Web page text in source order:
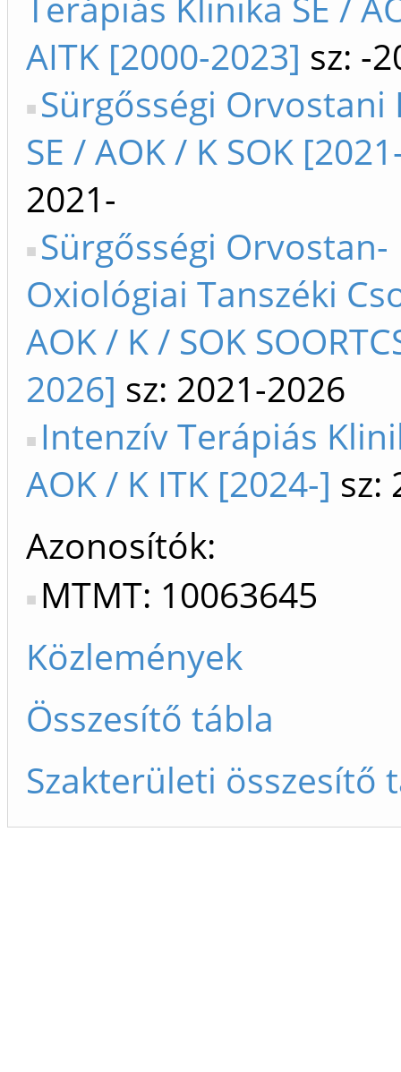
AITK [2000-2023] sz: -
Sürgősségi Orvostani
SE / AOK / K SOK
2021-
Sürgősségi Orvostan-
Oxiológiai Tanszéki
AOK / K / SOK
2026] sz: 2021-2026
Intenzív Terápiás
AOK / K ITK [2024-] sz:
Azonosítók
MTMT: 10063645
Közlemények
Összesítő tábla
Szakterületi összesítő